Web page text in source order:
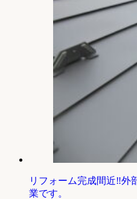
リフォーム完成間近‼外
業です。